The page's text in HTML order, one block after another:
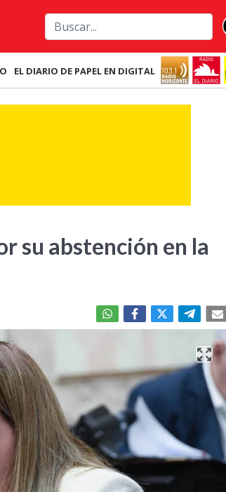
EL DIARIO DE PAPEL EN DIGITAL
su abstención en la